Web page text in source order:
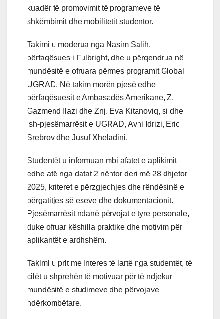
kuadër të promovimit të programeve të
shkëmbimit dhe mobilitetit studentor.
Takimi u moderua nga Nasim Salih,
përfaqësues i Fulbright, dhe u përqendrua në
mundësitë e ofruara përmes programit Global
UGRAD. Në takim morën pjesë edhe
përfaqësuesit e Ambasadës Amerikane, Z.
Gazmend Ilazi dhe Znj. Eva Kitanoviq, si dhe
ish-pjesëmarrësit e UGRAD, Avni Idrizi, Eric
Srebrov dhe Jusuf Xheladini.
Studentët u informuan mbi afatet e aplikimit
edhe atë nga datat 2 nëntor deri më 28 dhjetor
2025, kriteret e përzgjedhjes dhe rëndësinë e
përgatitjes së eseve dhe dokumentacionit.
Pjesëmarrësit ndanë përvojat e tyre personale,
duke ofruar këshilla praktike dhe motivim për
aplikantët e ardhshëm.
Takimi u prit me interes të lartë nga studentët, të
cilët u shprehën të motivuar për të ndjekur
mundësitë e studimeve dhe përvojave
ndërkombëtare.